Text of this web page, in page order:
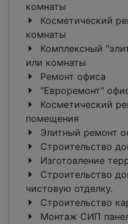
комнаты
Косметический
комнаты
Комплексный
или комнаты
Ремонт офиса
"Евроремонт"
Косметический
помещения
Элитный ремонт
Строительство
Изготовление
Строительство
чистовую отделку.
Строительство
Монтаж СИП